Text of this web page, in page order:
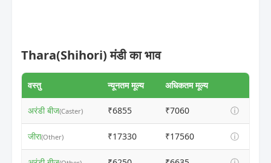
Thara(Shihori) मंडी का भाव
वस्तु न्यूनतम मूल्य अधिकतम मूल्य
अरंडी बीज(Caster) ₹6855 ₹7060 ⓘ
जीरा(Other) ₹17330 ₹17560 ⓘ